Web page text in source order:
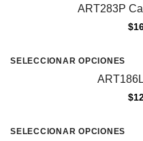
ART283P
$
SELECCIONAR OPCIONES
$
SELECCIONAR OPCIONES